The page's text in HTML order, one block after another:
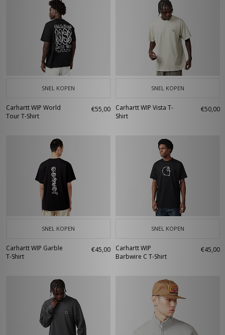
SNEL KOPEN
Carhartt WIP World
Tour T-Shirt
€55,00
SNEL KOPEN
Carhartt WIP Vista T-
Shirt
€50,00
SNEL KOPEN
Carhartt WIP Garble
T-Shirt
€45,00
SNEL KOPEN
Carhartt WIP
Barbwire C T-Shirt
€45,00